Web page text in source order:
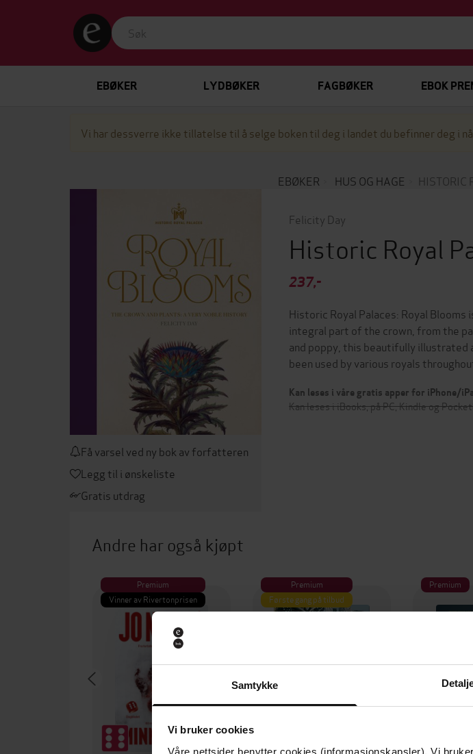
Samtykke
Vi bruker cookies
Våre nettsider benytter cookies (informasjonskapsler). Vi
EBØKER LYDBØKER FAGBØKER EBOK
Vi har dessverre ikke tillatelse til å selge boken til deg i landet du befinner deg i nå.
EBØKER HUS OG HAGE HISTORIC
Få varsel ved ny bok av forfatteren
Legg til i ønskeliste
Gratis utdrag
Felicity Day
Historic Royal
237,-
Historic Royal Palaces: Royal
integral part of the crown, from the
and poppy, this beautifully illustrated
been used by various royals
Kan leses i våre gratis apper for iPhone/
Kan leses i iBooks, på PC, Kindle og
Andre har også kjøpt
Premium
Vinner av Rivertonprisen
Premium
Første gang på tilbud
Premium